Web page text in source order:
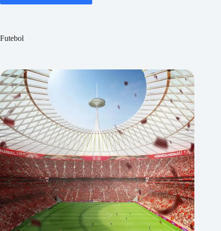
Futebol